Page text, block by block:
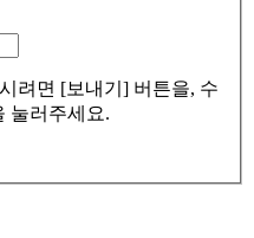
려면 [보내기] 버튼을, 수
눌러주세요.